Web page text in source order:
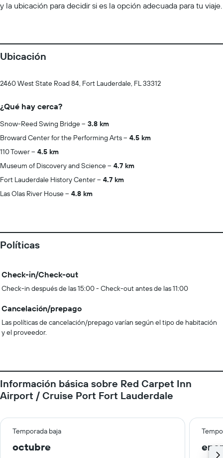
y la ubicación para decidir si es la opción adecuada para tu viaje.
Ubicación
2460 West State Road 84, Fort Lauderdale, FL 33312
¿Qué hay cerca?
Snow-Reed Swing Bridge
3.8 km
Broward Center for the Performing Arts
4.5 km
110 Tower
4.5 km
Museum of Discovery and Science
4.7 km
Fort Lauderdale History Center
4.7 km
Las Olas River House
4.8 km
Políticas
Check-in/Check-out
Check-in después de las 15:00 - Check-out antes de las 11:00
Cancelación/prepago
Las políticas de cancelación/prepago varían según el tipo de habitación
y el proveedor.
Información básica sobre Red Carpet Inn
Airport / Cruise Port Fort Lauderdale
Temporada baja
octubre